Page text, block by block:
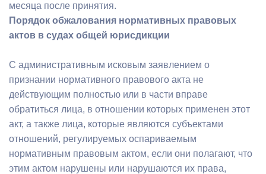
месяца после принятия.
Порядок обжалования нормативных правовых
актов в судах общей юрисдикции
С административным исковым заявлением о
признании нормативного правового акта не
действующим полностью или в части вправе
обратиться лица, в отношении которых применен этот
акт, а также лица, которые являются субъектами
отношений, регулируемых оспариваемым
нормативным правовым актом, если они полагают, что
этим актом нарушены или нарушаются их права,